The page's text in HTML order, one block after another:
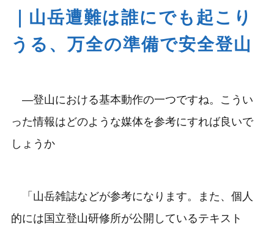
｜山岳遭難は誰にでも起こり
うる、万全の準備で安全登山
―登山における基本動作の一つですね。こうい
った情報はどのような媒体を参考にすれば良いで
しょうか
「山岳雑誌などが参考になります。また、個人
的には国立登山研修所が公開しているテキスト